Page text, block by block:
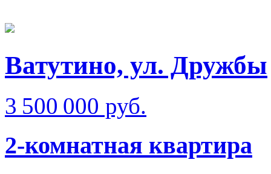
Ватутино, ул. Дружбы
3 500 000 руб.
2-комнатная квартира